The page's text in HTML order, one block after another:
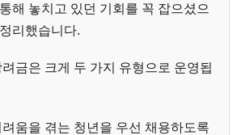
해 놓치고 있던 기회를 꼭 잡으셨으
리했습니다.
금은 크게 두 가지 유형으로 운영됩
움을 겪는 청년을 우선 채용하도록